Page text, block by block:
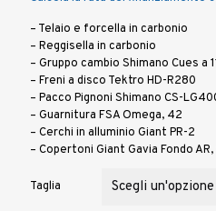
– Telaio e forcella in carbonio
– Reggisella in carbonio
– Gruppo cambio Shimano Cues a
– Freni a disco Tektro HD-R280
– Pacco Pignoni Shimano CS-
– Guarnitura FSA Omega, 42
– Cerchi in alluminio Giant PR-2
– Copertoni Giant Gavia Fondo
Taglia